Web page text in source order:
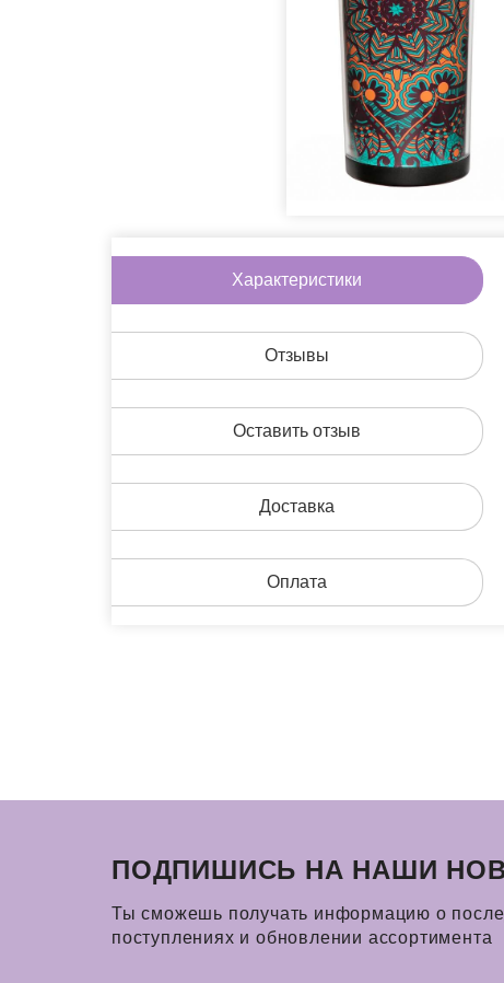
Игры
Литература
Очки
Пины
Сладости
Подарочные
Характеристики
Отзывы
Оставить отзыв
Доставка
Оплата
ПОДПИШИСЬ НА НАШИ
Ты сможешь получать информацию о
поступлениях и обновлении ассортимента